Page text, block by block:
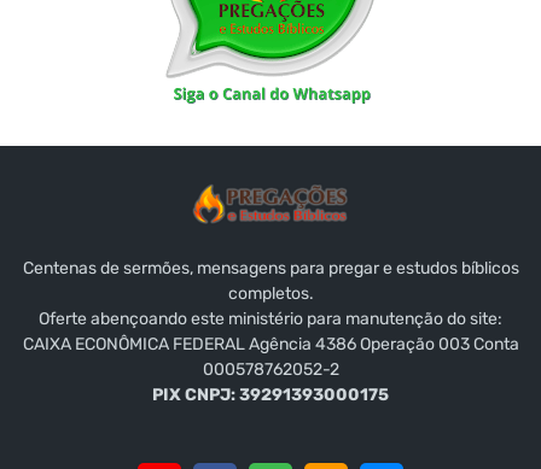
Centenas de sermões, mensagens para pregar e estudos bíblicos
completos.
Oferte abençoando este ministério para manutenção do site:
CAIXA ECONÔMICA FEDERAL Agência 4386 Operação 003 Conta
000578762052-2
PIX CNPJ: 39291393000175